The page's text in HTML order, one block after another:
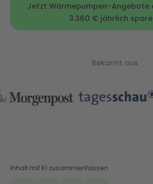
Jetzt Wärmepumpen-Angebote
3.360 € jährlich
Bekannt aus
Inhalt mit KI zusammenfassen